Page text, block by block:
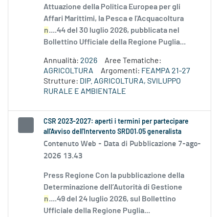
Attuazione della Politica Europea per gli
Affari Marittimi, la Pesca e l'Acquacoltura
n....44 del 30 luglio 2026, pubblicata nel
Bollettino Ufficiale della Regione Puglia...
Annualità: 2026
Aree Tematiche:
AGRICOLTURA
Argomenti: FEAMPA 21-27
Strutture: DIP. AGRICOLTURA, SVILUPPO
RURALE E AMBIENTALE
CSR 2023-2027: aperti i termini per partecipare
all'Avviso dell'Intervento SRD01.05 generalista
Contenuto Web - Data di Pubblicazione 7-ago-
2026 13.43
Press Regione Con la pubblicazione della
Determinazione dell’Autorità di Gestione
n....49 del 24 luglio 2026, sul Bollettino
Ufficiale della Regione Puglia...